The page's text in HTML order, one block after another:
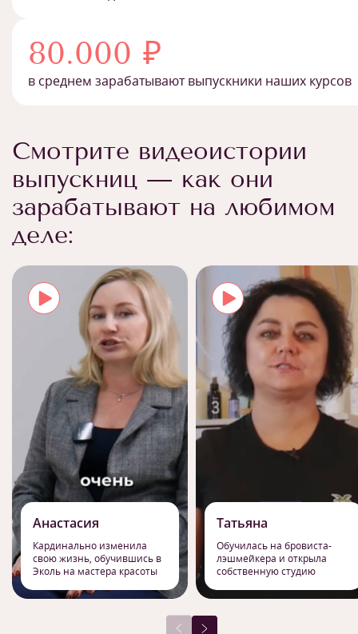
80.000 ₽
в среднем зарабатывают выпускники наших курсов
Смотрите видеоистории
выпускниц — как они
зарабатывают на любимом
деле:
Анастасия
Кардинально изменила
свою жизнь, обучившись в
Эколь на мастера красоты
Татьяна
Обучилась на бровиста-
лэшмейкера и открыла
собственную студию